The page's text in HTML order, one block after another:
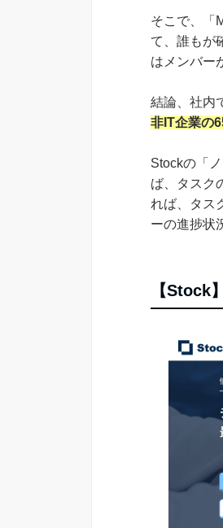
そこで、「
て、誰もが
はメンバー
結論、社内
非IT企業の
Stockの「
ば、タスク
れば、タス
ーの進捗状
【Stock